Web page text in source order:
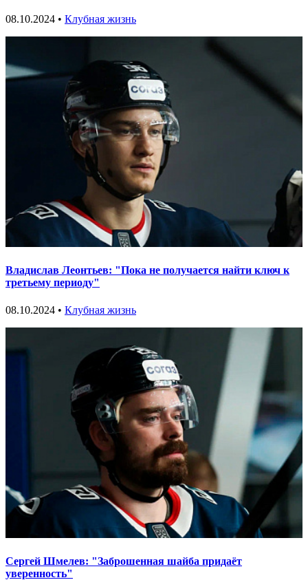
08.10.2024 • Клубная жизнь
Владислав Леонтьев: "Пока не получается найти ключ к
третьему периоду"
08.10.2024 • Клубная жизнь
Сергей Шмелев: "Заброшенная шайба придаёт
уверенность"